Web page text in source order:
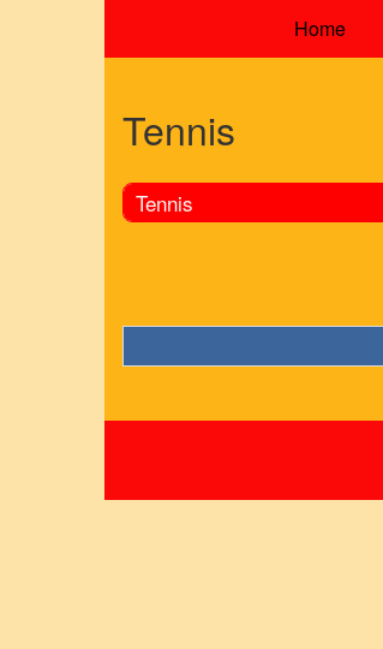
Home
Tennis
Tennis